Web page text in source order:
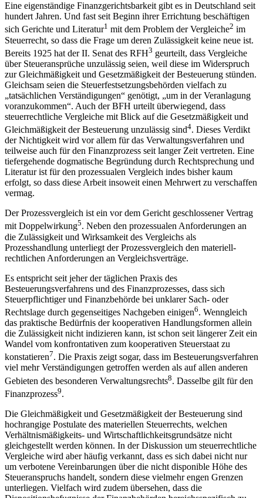
Eine eigenständige Finanzgerichtsbarkeit gibt es in Deutschland seit
hundert Jahren. Und fast seit Beginn ihrer Errichtung beschäftigen
sich Gerichte und Literatur1 mit dem Problem der Vergleiche2 im
Steuerrecht, so dass die Frage um deren Zulässigkeit keine neue ist.
Bereits 1925 hat der II. Senat des RFH3 geurteilt, dass Vergleiche
über Steueransprüche unzulässig seien, weil diese im Widerspruch
zur Gleichmäßigkeit und Gesetzmäßigkeit der Besteuerung stünden.
Gleichsam seien die Steuerfestsetzungsbehörden vielfach zu
„tatsächlichen Verständigungen“ genötigt, „um in der Veranlagung
voranzukommen“. Auch der BFH urteilt überwiegend, dass
steuerrechtliche Vergleiche mit Blick auf die Gesetzmäßigkeit und
Gleichmäßigkeit der Besteuerung unzulässig sind4. Dieses Verdikt
der Nichtigkeit wird vor allem für das Verwaltungsverfahren und
teilweise auch für den Finanzprozess seit langer Zeit vertreten. Eine
tiefergehende dogmatische Begründung durch Rechtsprechung und
Literatur ist für den prozessualen Vergleich indes bisher kaum
erfolgt, so dass diese Arbeit insoweit einen Mehrwert zu verschaffen
vermag.
Der Prozessvergleich ist ein vor dem Gericht geschlossener Vertrag
mit Doppelwirkung5. Neben den prozessualen Anforderungen an
die Zulässigkeit und Wirksamkeit des Vergleichs als
Prozesshandlung unterliegt der Prozessvergleich den materiell-
rechtlichen Anforderungen an Vergleichsverträge.
Es entspricht seit jeher der täglichen Praxis des
Besteuerungsverfahrens und des Finanzprozesses, dass sich
Steuerpflichtiger und Finanzbehörde bei unklarer Sach- oder
Rechtslage durch gegenseitiges Nachgeben einigen6. Wenngleich
das praktische Bedürfnis der kooperativen Handlungsformen allein
die Zulässigkeit nicht indizieren kann, ist schon seit längerer Zeit ein
Wandel vom konfrontativen zum kooperativen Steuerstaat zu
konstatieren7. Die Praxis zeigt sogar, dass im Besteuerungsverfahren
viel mehr Verständigungen getroffen werden als aufallen anderen
Gebieten des besonderen Verwaltungsrechts8. Dasselbe gilt für den
Finanzprozess9.
Die Gleichmäßigkeit und Gesetzmäßigkeit der Besteuerung sind
hochrangige Postulate des materiellen Steuerrechts, welchen
Verhältnismäßigkeits- und Wirtschaftlichkeitsgrundsätze nicht
gleichgestellt werden können. In der Diskussion um steuerrechtliche
Vergleiche wird aber häufig verkannt, dass es sich dabei nicht nur
um verbotene Vereinbarungen über die nicht disponible Höhe des
Steueranspruchs handelt, sondern diese vielmehr engen Grenzen
unterliegen. Vielfach wird zudem übersehen, dass die